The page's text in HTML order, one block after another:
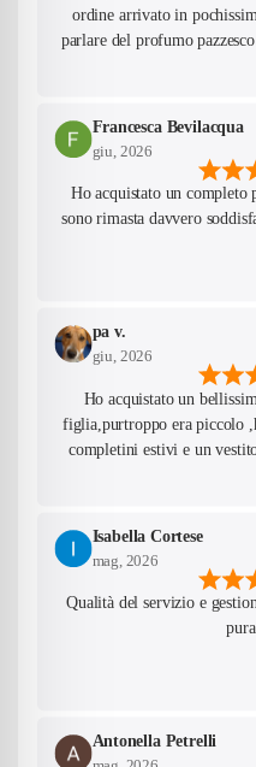
ordine arrivato in
parlare del profumo
Francesca Bevilacqua
giu, 2026
Ho acquistato un
sono rimasta davvero
pa v.
giu, 2026
Ho acquistato un
figlia,purtroppo era piccolo
completini estivi e un
avevo fatto. Oggi é
bellissimi,sistemati con
qualità. Saró felice in futuro
ancora
Isabella Cortese
mag, 2026
Qualità del servizio e
Antonella Petrelli